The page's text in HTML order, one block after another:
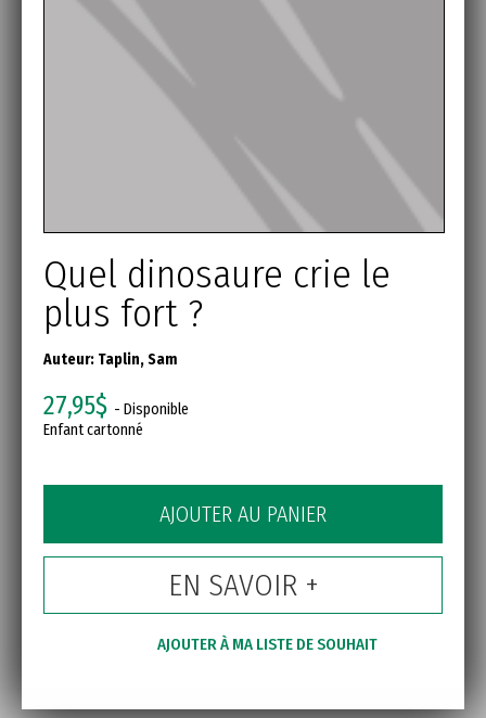
Quel dinosaure crie le
plus fort ?
Auteur: Taplin, Sam
27,95$ - Disponible
Enfant cartonné
AJOUTER AU PANIER
EN SAVOIR +
AJOUTER À MA LISTE DE SOUHAIT